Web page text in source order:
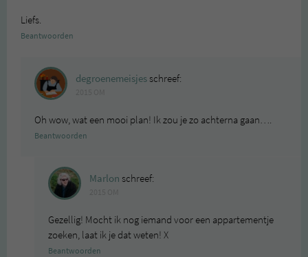
Liefs.
Beantwoorden
degroenemeisjesschreef:
Oh wow, wat een mooi plan! Ik zou je zo achterna gaan….
Beantwoorden
Marlon schreef:
Gezellig! Mocht ik nog iemand voor een appartementje
zoeken, laat ik je dat weten! X
Beantwoorden